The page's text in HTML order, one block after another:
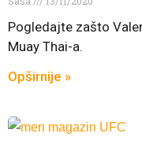
Pogledajte zašto
Muay Thai-a.
Opširnije »